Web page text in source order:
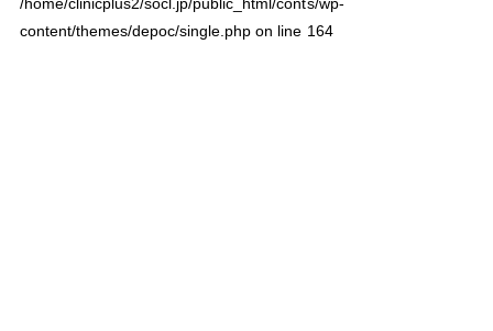
content/themes/depoc/single.php on line 164